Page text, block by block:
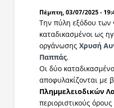
Πέμπτη, 03/07/2025 -
Την πύλη εξόδου των
καταδικασμένοι ως
οργάνωσης Χρυσή
Παππάς.
Οι δύο
αποφυλακίζονται με
Πλημμελειοδικών
περιοριστικούς